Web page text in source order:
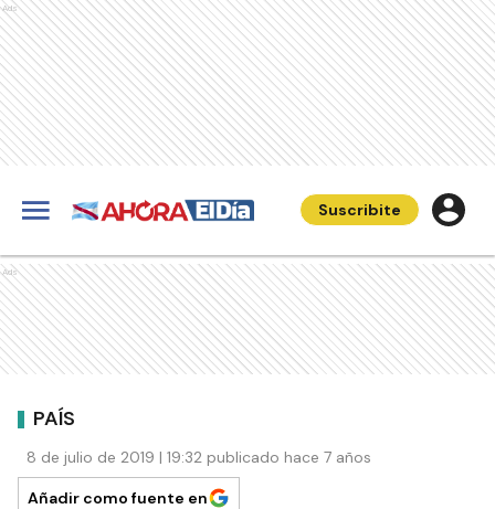
Ads
Suscribite
Ads
PAÍS
8 de julio de 2019 | 19:32 publicado hace 7 años
Añadir como fuente en